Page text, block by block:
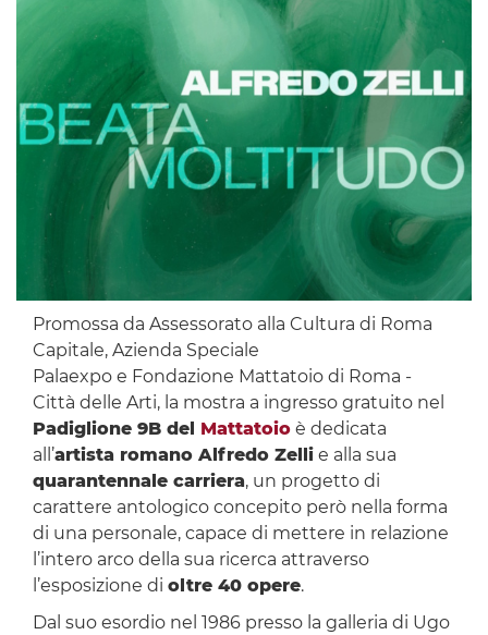
Promossa da Assessorato alla Cultura di Roma
Capitale, Azienda Speciale
Palaexpo e Fondazione Mattatoio di Roma -
Città delle Arti, la mostra a ingresso gratuito nel
Padiglione 9B del Mattatoioè dedicata
all’artista romano Alfredo Zellie alla sua
quarantennale carriera, un progetto di
carattere antologico concepito però nella forma
di una personale, capace di mettere in relazione
l’intero arco della sua ricerca attraverso
l’esposizione di oltre 40 opere.
Dal suo esordio nel 1986 presso la galleria di Ugo